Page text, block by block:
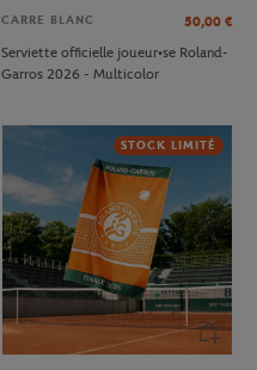
CARRE BLANC 50,00 €
Serviette officielle joueur•se Roland-
Garros 2026 - Multicolor
STOCK LIMITÉ